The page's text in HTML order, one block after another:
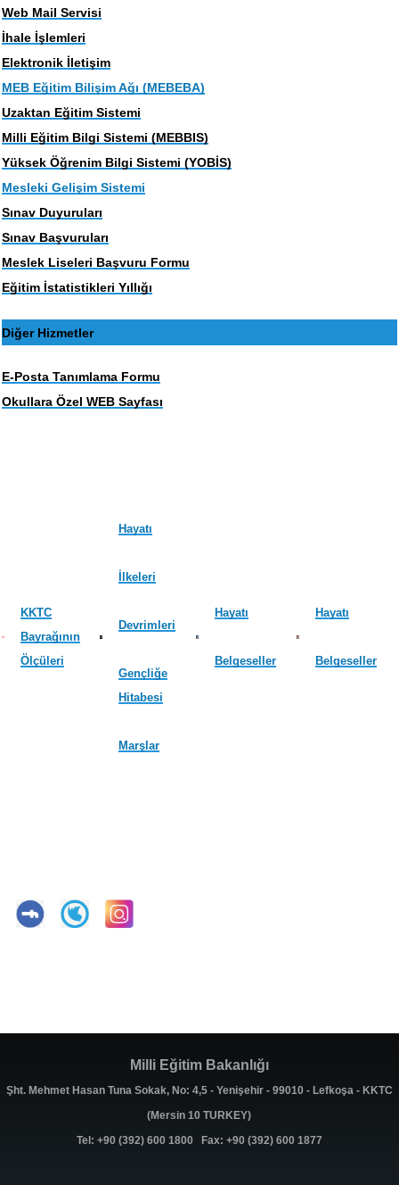
Web Mail Servisi
İhale İşlemleri
Elektronik İletişim
MEB Eğitim Bilişim Ağı (MEBEBA)
Uzaktan Eğitim Sistemi
Milli Eğitim Bilgi Sistemi (MEBBIS)
Yüksek Öğrenim Bilgi Sistemi (YOBİS)
Mesleki Gelişim Sistemi
Sınav Duyuruları
Sınav Başvuruları
Meslek Liseleri Başvuru Formu
Eğitim İstatistikleri Yıllığı
Diğer Hizmetler
E-Posta Tanımlama Formu
Okullara Özel WEB Sayfası
KKTC
Bayrağının
Ölçüleri
Hayatı
İlkeleri
Devrimleri
Gençliğe
Hitabesi
Marşlar
Hayatı
Belgeseller
Hayatı
Belgeseller
Milli Eğitim Bakanlığı
Şht. Mehmet Hasan Tuna Sokak, No: 4,5 - Yenişehir - 99010 - Lefkoşa - KKTC
(Mersin 10 TURKEY)
Tel: +90 (392) 600 1800 Fax: +90 (392) 600 1877